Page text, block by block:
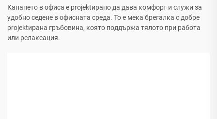
Канапето в офиса е projektирано да дава комфорт и служи за
удобно седене в офисната среда. То е мека брегалка с добре
projektирана гръбовина, която поддържа тялото при работа
или релаксация.